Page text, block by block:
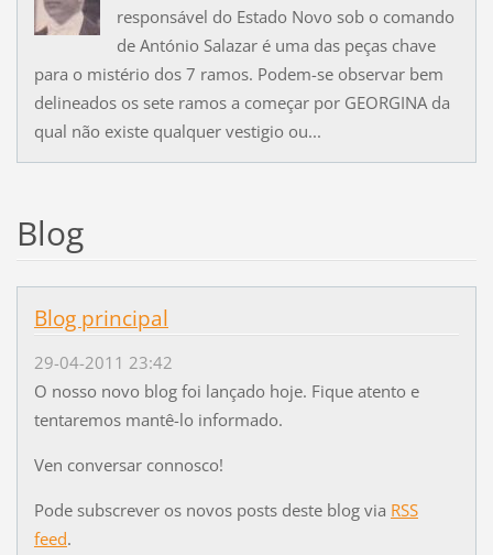
responsável do Estado Novo sob o comando
de António Salazar é uma das peças chave
para o mistério dos 7 ramos. Podem-se observar bem
delineados os sete ramos a começar por GEORGINA da
qual não existe qualquer vestigio ou...
Blog
Blog principal
29-04-2011 23:42
O nosso novo blog foi lançado hoje. Fique atento e
tentaremos mantê-lo informado.
Ven conversar connosco!
Pode subscrever os novos posts deste blog via RSS
feed.